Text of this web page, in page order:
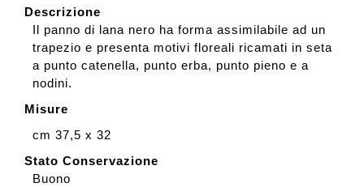
Descrizione
Il panno di lana nero ha forma assimilabile ad un
trapezio e presenta motivi floreali ricamati in seta
a punto catenella, punto erba, punto pieno e a
nodini.
Misure
cm 37,5 x 32
Stato Conservazione
Buono